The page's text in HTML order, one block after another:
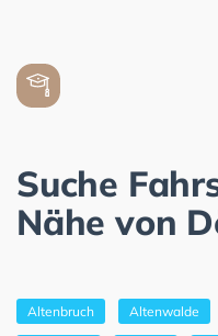
Suche
Nähe von
Altenbruch Altenwalde